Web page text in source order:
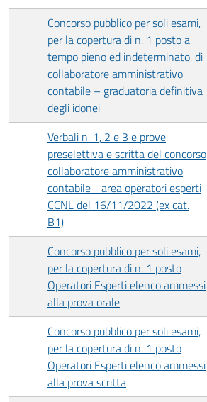
Concorso pubblico per soli esami,
per la copertura di n. 1 posto a
tempo pieno ed indeterminato, di
collaboratore amministrativo
contabile – graduatoria definitiva
degli idonei
Verbali n. 1, 2 e 3 e prove
preselettiva e scritta del concorso
collaboratore amministrativo
contabile - area operatori esperti
CCNL del 16/11/2022 (ex cat.
B1)
Concorso pubblico per soli esami,
per la copertura di n. 1 posto
Operatori Esperti elenco ammessi
alla prova orale
Concorso pubblico per soli esami,
per la copertura di n. 1 posto
Operatori Esperti elenco ammessi
alla prova scritta